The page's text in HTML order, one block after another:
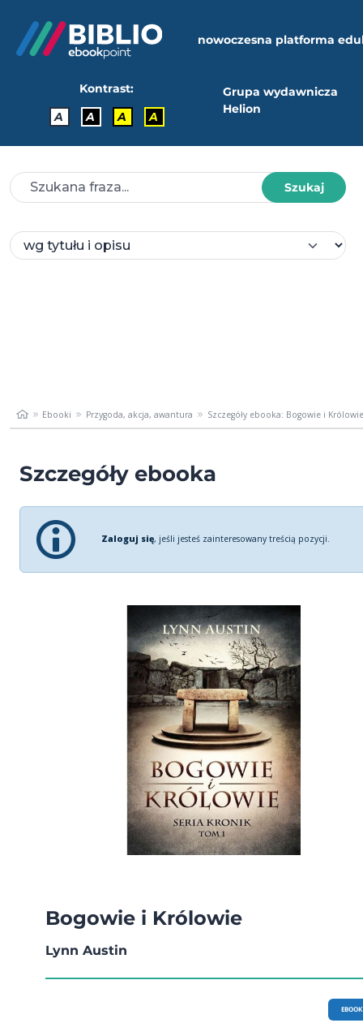
nowoczesna platforma
Kontrast:
A
A A A
Grupa wydawnicza
Helion
Szukaj
Ebooki Przygoda, akcja, awantura Szczegóły ebooka: Bogowie i Królowie
Szczegóły ebooka
Zaloguj się, jeśli jesteś zainteresowany treścią pozycji.
Bogowie i Królowie
Lynn Austin
EBOOK